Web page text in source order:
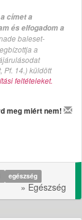
címet a
és elfogadom a
baleset-
a
Pf. 14.) küldött
feltételeket.
meg miért nem!
egészség
» Egészség